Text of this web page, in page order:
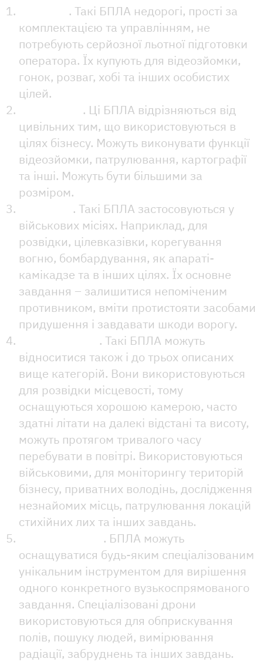
. Такі БПЛА недорогі, прості за
комплектацією та управлінням, не
потребують серйозної льотної підготовки
оператора. Їх купують для відеозйомки,
гонок, розваг, хобі та інших особистих
цілей.
. Ці БПЛА відрізняються від
цивільних тим, що використовуються в
цілях бізнесу. Можуть виконувати функції
відеозйомки, патрулювання, картографії
та інші. Можуть бути більшими за
розміром.
. Такі БПЛА застосовуються у
військових місіях. Наприклад, для
розвідки, цілевказівки, корегування
вогню, бомбардування, як апараті-
камікадзе та в інших цілях. Їх основне
завдання – залишитися непоміченим
противником, вміти протистояти засобами
придушення і завдавати шкоди ворогу.
. Такі БПЛА можуть
відноситися також і до трьох описаних
вище категорій. Вони використовуються
для розвідки місцевості, тому
оснащуються хорошою камерою, часто
здатні літати на далекі відстані та висоту,
можуть протягом тривалого часу
перебувати в повітрі. Використовуються
військовими, для моніторингу територій
бізнесу, приватних володінь, дослідження
незнайомих місць, патрулювання локацій
стихійних лих та інших завдань.
. БПЛА можуть
оснащуватися будь-яким спеціалізованим
унікальним інструментом для вирішення
одного конкретного вузькоспрямованого
завдання. Спеціалізовані дрони
використовуються для обприскування
полів, пошуку людей, вимірювання
радіації, забруднень та інших завдань.